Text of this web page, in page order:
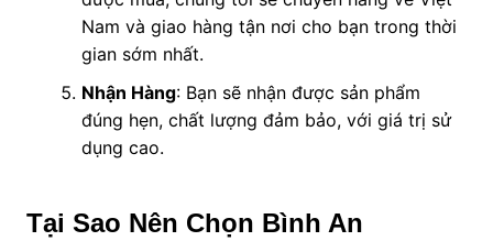
Nam và giao hàng tận nơi cho bạn trong thời
gian sớm nhất.
Nhận Hàng: Bạn sẽ nhận được sản phẩm
đúng hẹn, chất lượng đảm bảo, với giá trị sử
dụng cao.
Tại Sao Nên Chọn Bình An